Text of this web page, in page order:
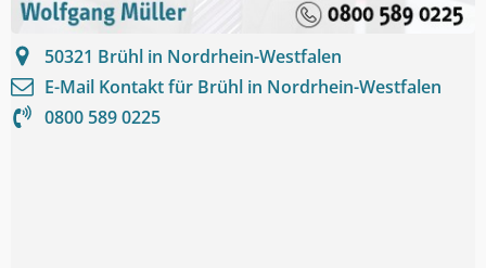
50321 Brühl in Nordrhein-Westfalen
E-Mail Kontakt für Brühl in Nordrhein-Westfalen
0800 589 0225